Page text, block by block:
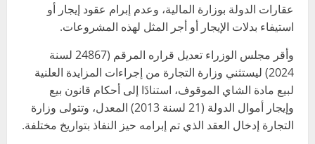
عقارات الدولة بوزارة المالية، وعدم إبرام عقود إيجار أو
استيفاء بدلات الإيجار أو أجر المثل لهذه المشروعات.
وأقر مجلس الوزراء تعديل قراره المرقم (24867 لسنة
2024) ليستثني وزارة التجارة من إجراءات المزايدة العلنية
لبيع مادة الشاي الموقوف، استنادًا إلى أحكام قانون بيع
وإيجار أموال الدولة (21 لسنة 2013) المعدل، وتتولى وزارة
التجارة إدخال العقد الذي تم إبرامه حيز النفاذ بتواريخ مختلفة.